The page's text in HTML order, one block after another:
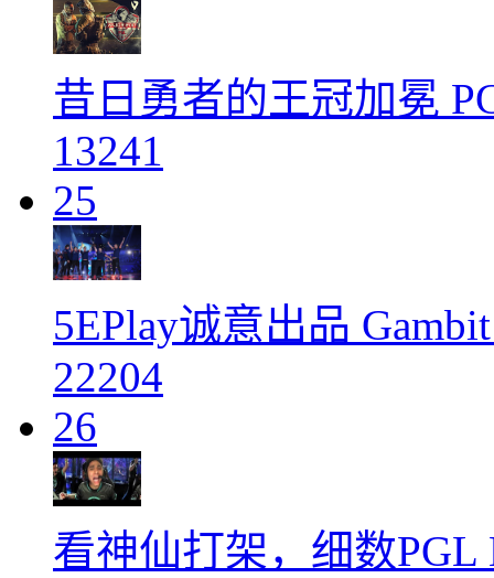
昔日勇者的王冠加冕
13241
25
5EPlay诚意出品
22204
26
看神仙打架，细数